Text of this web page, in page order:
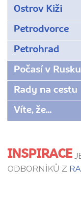
Ostrov Kiži
Petrodvorce
Petrohrad
Počasí v Rusku
Rady na cestu
Víte, že...
INSPIRACE
ODBORNÍKŮ Z